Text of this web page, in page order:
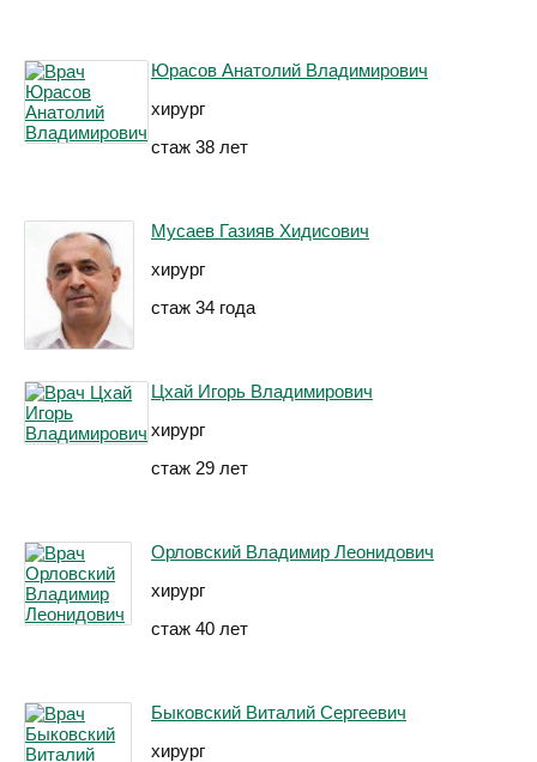
Юрасов Анатолий Владимирович
хирург
стаж 38 лет
Мусаев Газияв Хидисович
хирург
стаж 34 года
Цхай Игорь Владимирович
хирург
стаж 29 лет
Орловский Владимир Леонидович
хирург
стаж 40 лет
Быковский Виталий Сергеевич
хирург